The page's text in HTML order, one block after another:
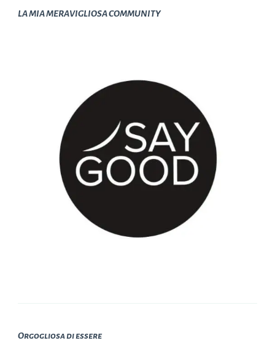
LA MIA MERAVIGLIOSA COMMUNITY
Orgogliosa di essere